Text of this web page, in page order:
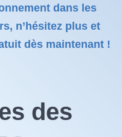
dans les
n’hésitez plus et
dès maintenant !
des